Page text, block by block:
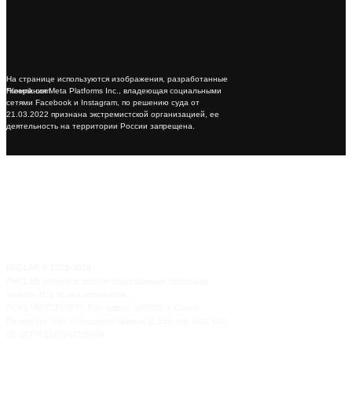
*Компания Meta Platforms Inc., владеющая социальными
сетями Facebook и Instagram, по решению суда от
21.03.2022 признана экстремистской организацией, ее
деятельность на территории России запрещена.
На странице используются изображения, разработанные
Freepik.com